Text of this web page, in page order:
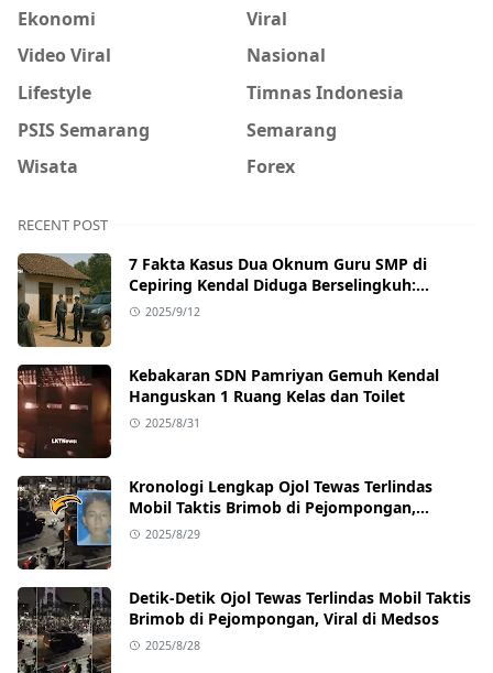
Ekonomi
Viral
Video Viral
Nasional
Lifestyle
Timnas Indonesia
PSIS Semarang
Semarang
Wisata
Forex
RECENT POST
7 Fakta Kasus Dua Oknum Guru SMP di
Cepiring Kendal Diduga Berselingkuh:
Kronologi, Pengakuan, hingga Sanksi
2025/9/12
Kebakaran SDN Pamriyan Gemuh Kendal
Hanguskan 1 Ruang Kelas dan Toilet
2025/8/31
Kronologi Lengkap Ojol Tewas Terlindas
Mobil Taktis Brimob di Pejompongan,
Ternyata Sedang Antar Orderan
2025/8/29
Detik-Detik Ojol Tewas Terlindas Mobil Taktis
Brimob di Pejompongan, Viral di Medsos
2025/8/28